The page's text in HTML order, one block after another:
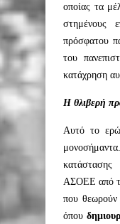
οποίας τα
στημένους
πρόσφατου
του
κατάχρηση
Η θλιβερή
Αυτό το
ΑΣΟΕΕ από
που θεωρούν
όπου